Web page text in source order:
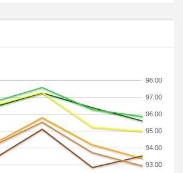
93.00
94.00
95.00
96.00
97.00
98.00